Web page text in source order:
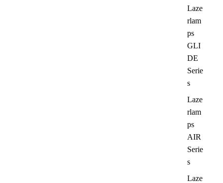
Laze
rlam
ps
GLI
DE
Serie
s
Laze
rlam
ps
AIR
Serie
s
Laze